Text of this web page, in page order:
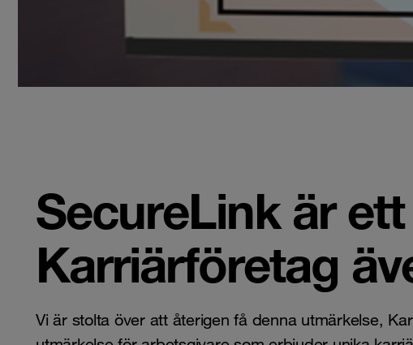
SecureLink är
Karriärföretag
Vi är stolta över att återigen få denna utmärkelse,